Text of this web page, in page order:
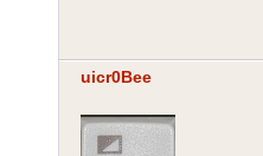
uicr0Bee